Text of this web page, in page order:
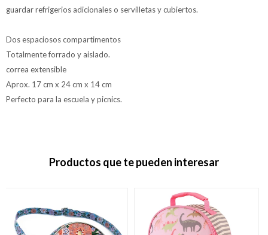
guardar refrigerios adicionales o servilletas y cubiertos.
Dos espaciosos compartimentos
Totalmente forrado y aislado.
correa extensible
Aprox. 17 cm x 24 cm x 14 cm
Perfecto para la escuela y picnics.
Productos que te pueden interesar